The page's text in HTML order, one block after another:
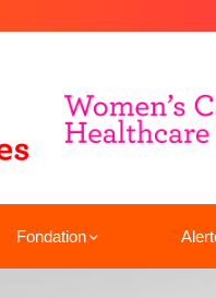
Fondation